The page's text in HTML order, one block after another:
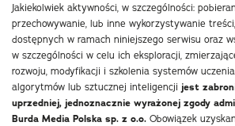
Jakiekolwiek aktywności, w szczególności:
przechowywanie, lub inne wykorzystywanie
dostępnych w ramach niniejszego serwisu oraz
w szczególności w celu ich eksploracji,
rozwoju, modyfikacji i szkolenia systemów
algorytmów lub sztucznej inteligencji jest
uprzedniej, jednoznacznie wyrażonej zgody
Burda Media Polska sp. z o.o. Obowiązek